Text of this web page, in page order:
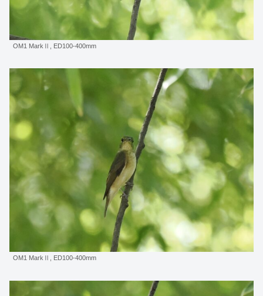
OM1 MarkⅡ, ED100-400mm
OM1 MarkⅡ, ED100-400mm